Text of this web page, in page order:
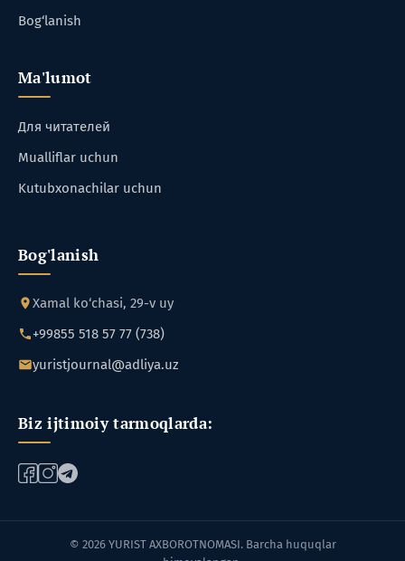
Bog‘lanish
Ma'lumot
Для читателей
Mualliflar uchun
Kutubxonachilar uchun
Bog'lanish
Xamal ko‘chasi, 29-v uy
+99855 518 57 77 (738)
yuristjournal@adliya.uz
Biz ijtimoiy tarmoqlarda:
© 2026 YURIST AXBOROTNOMASI. Barcha huquqlar